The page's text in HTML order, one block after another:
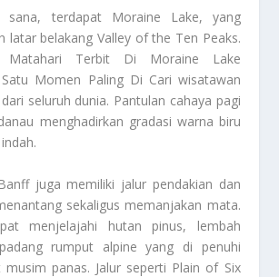
terdapat Moraine Lake, yang
latar belakang Valley of the Ten Peaks.
Matahari Terbit Di Moraine Lake
Momen Paling Di Cari wisatawan
seluruh dunia. Pantulan cahaya pagi
menghadirkan gradasi warna biru
juga memiliki jalur pendakian dan
sekaligus memanjakan mata.
menjelajahi hutan pinus, lembah
rumput alpine yang di penuhi
panas. Jalur seperti Plain of Six